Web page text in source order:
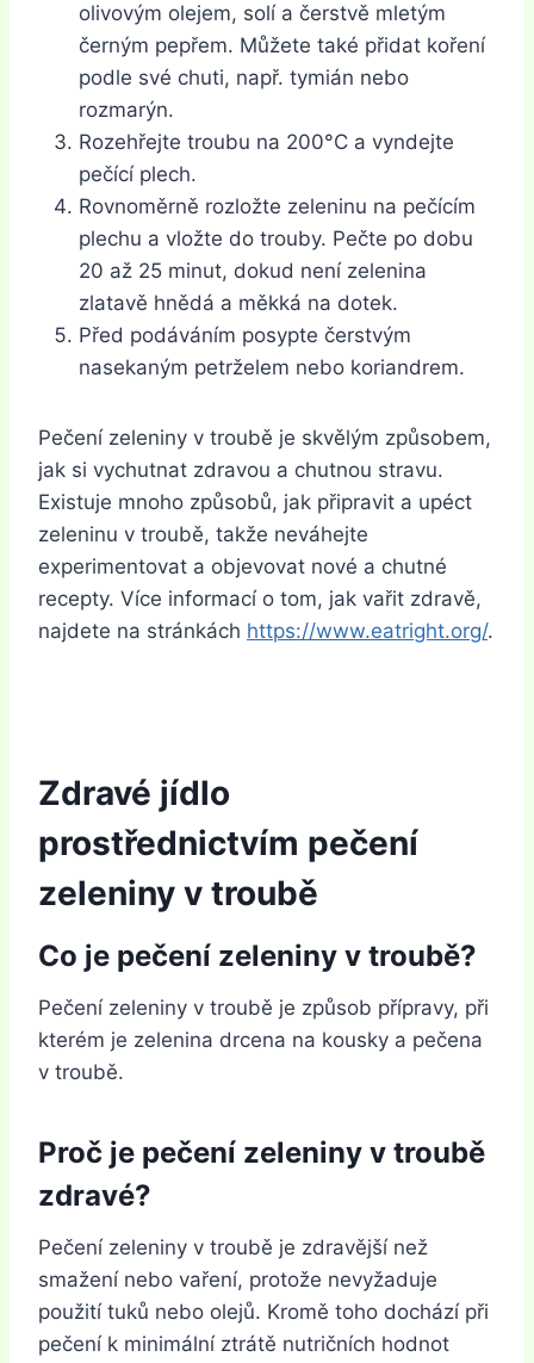
olivovým olejem, solí a čerstvě mletým
černým pepřem. Můžete také přidat koření
podle své chuti, např. tymián nebo
rozmarýn.
Rozehřejte troubu na 200°C a vyndejte
pečící plech.
Rovnoměrně rozložte zeleninu na pečícím
plechu a vložte do trouby. Pečte po dobu
20 až 25 minut, dokud není zelenina
zlatavě hnědá a měkká na dotek.
Před podáváním posypte čerstvým
nasekaným petrželem nebo koriandrem.
Pečení zeleniny v troubě je skvělým způsobem,
jak si vychutnat zdravou a chutnou stravu.
Existuje mnoho způsobů, jak připravit a upéct
zeleninu v troubě, takže neváhejte
experimentovat a objevovat nové a chutné
recepty. Více informací o tom, jak vařit zdravě,
najdete na stránkách https://www.eatright.org/.
Zdravé jídlo
prostřednictvím pečení
zeleniny v troubě
Co je pečení zeleniny v troubě?
Pečení zeleniny v troubě je způsob přípravy, při
kterém je zelenina drcena na kousky a pečena
v troubě.
Proč je pečení zeleniny v troubě
zdravé?
Pečení zeleniny v troubě je zdravější než
smažení nebo vaření, protože nevyžaduje
použití tuků nebo olejů. Kromě toho dochází při
pečení k minimální ztrátě nutričních hodnot